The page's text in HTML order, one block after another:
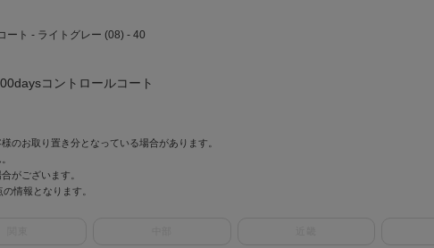
ート - ライトグレー (08) - 40
コントロールコート
のお取り置き分となっている場合があります。
がございます。
情報となります。